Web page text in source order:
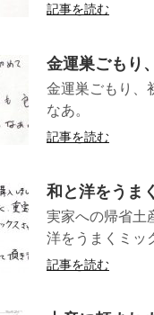
記事を読む
金運巣ごもり
金運巣ごもり、
な
記事を読む
和と洋をうま
実家への帰省土
洋をうまくミッ
記事を読む